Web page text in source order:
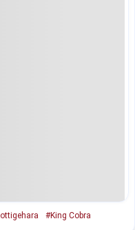
#King Cobra